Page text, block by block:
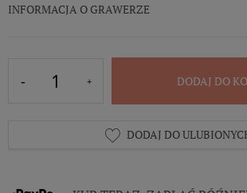
INFORMACJA O GRAWERZE
DODAJ DO
DODAJ DO